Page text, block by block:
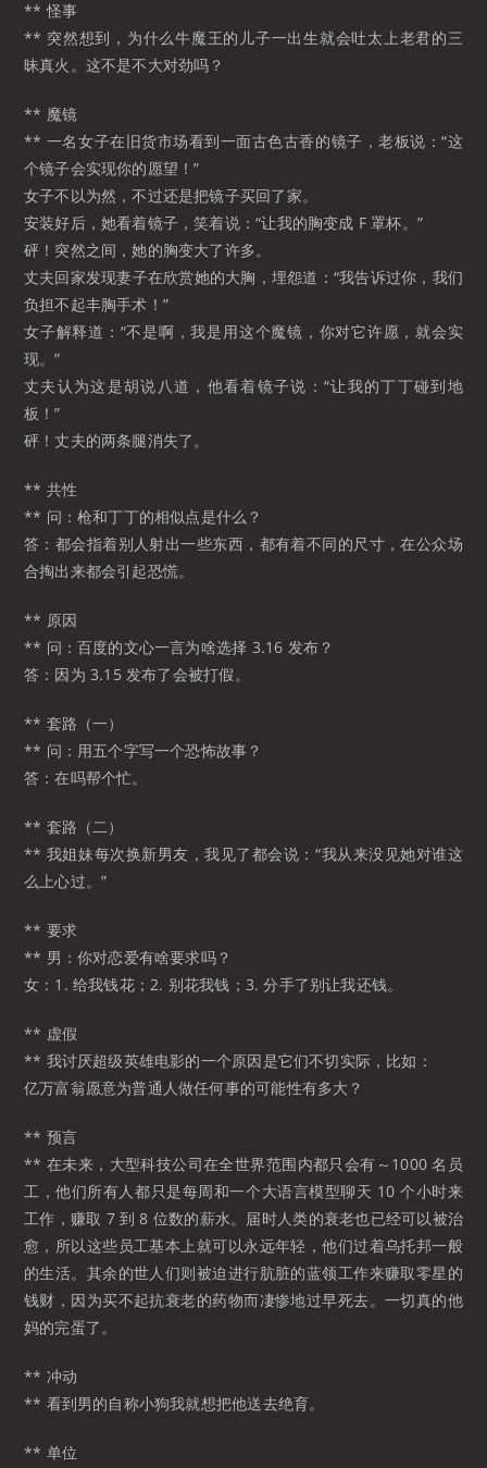
** 怪事
** 突然想到，为什么牛魔王的儿子一出生就会吐太上老君的三
昧真火。这不是不大对劲吗？
** 魔镜
** 一名女子在旧货市场看到一面古色古香的镜子，老板说：“这
个镜子会实现你的愿望！”
女子不以为然，不过还是把镜子买回了家。
安装好后，她看着镜子，笑着说：“让我的胸变成 F 罩杯。”
砰！突然之间，她的胸变大了许多。
丈夫回家发现妻子在欣赏她的大胸，埋怨道：“我告诉过你，我们
负担不起丰胸手术！”
女子解释道：“不是啊，我是用这个魔镜，你对它许愿，就会实
现。”
丈夫认为这是胡说八道，他看着镜子说：“让我的丁丁碰到地
板！”
砰！丈夫的两条腿消失了。
** 共性
** 问：枪和丁丁的相似点是什么？
答：都会指着别人射出一些东西，都有着不同的尺寸，在公众场
合掏出来都会引起恐慌。
** 原因
** 问：百度的文心一言为啥选择 3.16 发布？
答：因为 3.15 发布了会被打假。
** 套路（一）
** 问：用五个字写一个恐怖故事？
答：在吗帮个忙。
** 套路（二）
** 我姐妹每次换新男友，我见了都会说：“我从来没见她对谁这
么上心过。”
** 要求
** 男：你对恋爱有啥要求吗？
女：1. 给我钱花；2. 别花我钱；3. 分手了别让我还钱。
** 虚假
** 我讨厌超级英雄电影的一个原因是它们不切实际，比如：
亿万富翁愿意为普通人做任何事的可能性有多大？
** 预言
** 在未来，大型科技公司在全世界范围内都只会有～1000 名员
工，他们所有人都只是每周和一个大语言模型聊天 10 个小时来
工作，赚取 7 到 8 位数的薪水。届时人类的衰老也已经可以被治
愈，所以这些员工基本上就可以永远年轻，他们过着乌托邦一般
的生活。其余的世人们则被迫进行肮脏的蓝领工作来赚取零星的
钱财，因为买不起抗衰老的药物而凄惨地过早死去。一切真的他
妈的完蛋了。
** 冲动
** 看到男的自称小狗我就想把他送去绝育。
** 单位